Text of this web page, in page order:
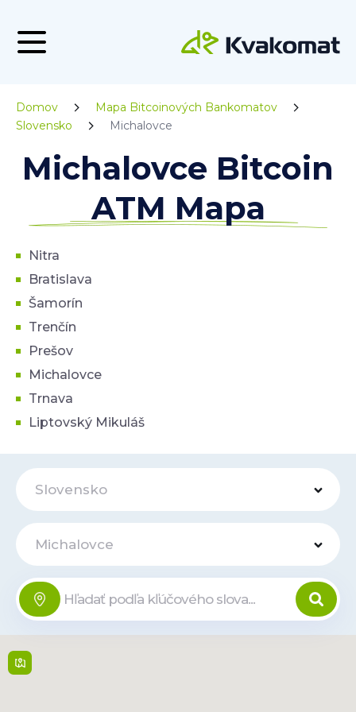
Domov
Mapa Bitcoinových Bankomatov
Slovensko
Michalovce
Michalovce Bitcoin
ATM Mapa
Nitra
Bratislava
Šamorín
Trenčín
Prešov
Michalovce
Trnava
Liptovský Mikuláš
Slovensko
Michalovce